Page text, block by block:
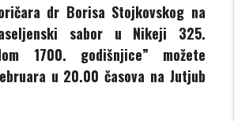
dr Borisa Stojkovskog na
sabor u Nikeji 325.
1700. godišnjice” možete
u 20.00 časova na Jutjub